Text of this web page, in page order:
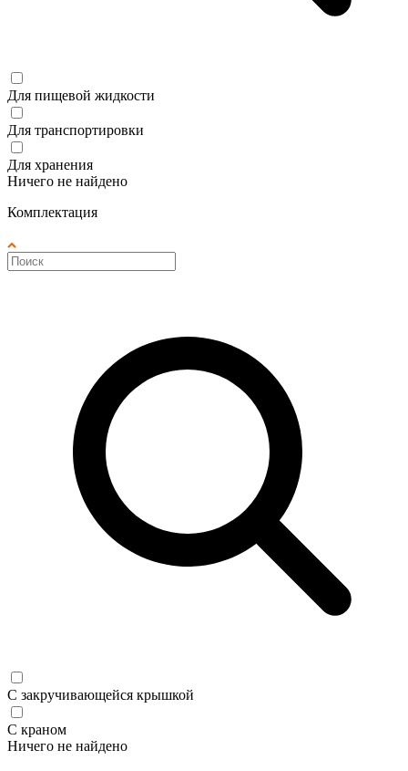
Для пищевой жидкости
Для транспортировки
Для хранения
Ничего не найдено
Комплектация
С закручивающейся крышкой
С краном
Ничего не найдено